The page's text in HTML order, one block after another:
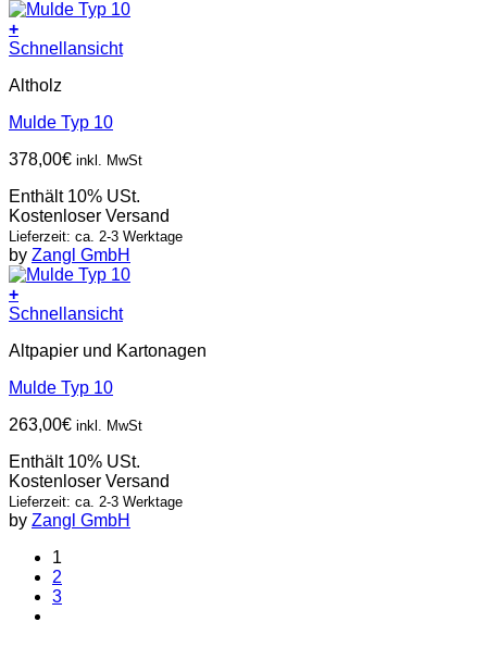
+
Schnellansicht
Altholz
Mulde Typ 10
378,00€ inkl. MwSt
Enthält 10% USt.
Kostenloser Versand
Lieferzeit: ca. 2-3 Werktage
by Zangl GmbH
+
Schnellansicht
Altpapier und Kartonagen
Mulde Typ 10
263,00€ inkl. MwSt
Enthält 10% USt.
Kostenloser Versand
Lieferzeit: ca. 2-3 Werktage
by Zangl GmbH
1
2
3